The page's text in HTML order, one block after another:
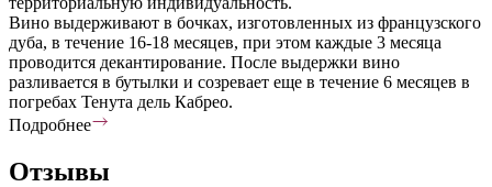
Вино выдерживают в бочках, изготовленных из французского
дуба, в течение 16-18 месяцев, при этом каждые 3 месяца
проводится декантирование. После выдержки вино
разливается в бутылки и созревает еще в течение 6 месяцев в
погребах Тенута дель Кабрео.
Подробнее
Отзывы